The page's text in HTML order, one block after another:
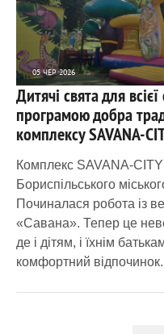
05 ЧЕР 2026
2 143 0
Дитячі свята для
програмою добра
комплексу SAVANA-
Комплекс SAVANA-
Бориспільського
Починалася робота із
«Савана». Тепер це
де і дітям, і їхнім
комфортний відпочинок.